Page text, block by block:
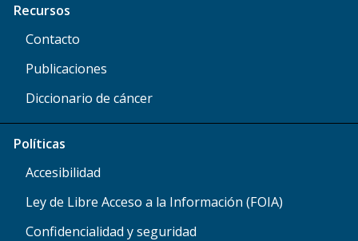
Recursos
Contacto
Publicaciones
Diccionario de cáncer
Políticas
Accesibilidad
Ley de Libre Acceso a la Información (FOIA)
Confidencialidad y seguridad